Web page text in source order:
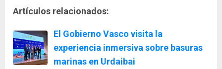
Artículos relacionados:
El Gobierno Vasco visita la
experiencia inmersiva sobre basuras
marinas en Urdaibai